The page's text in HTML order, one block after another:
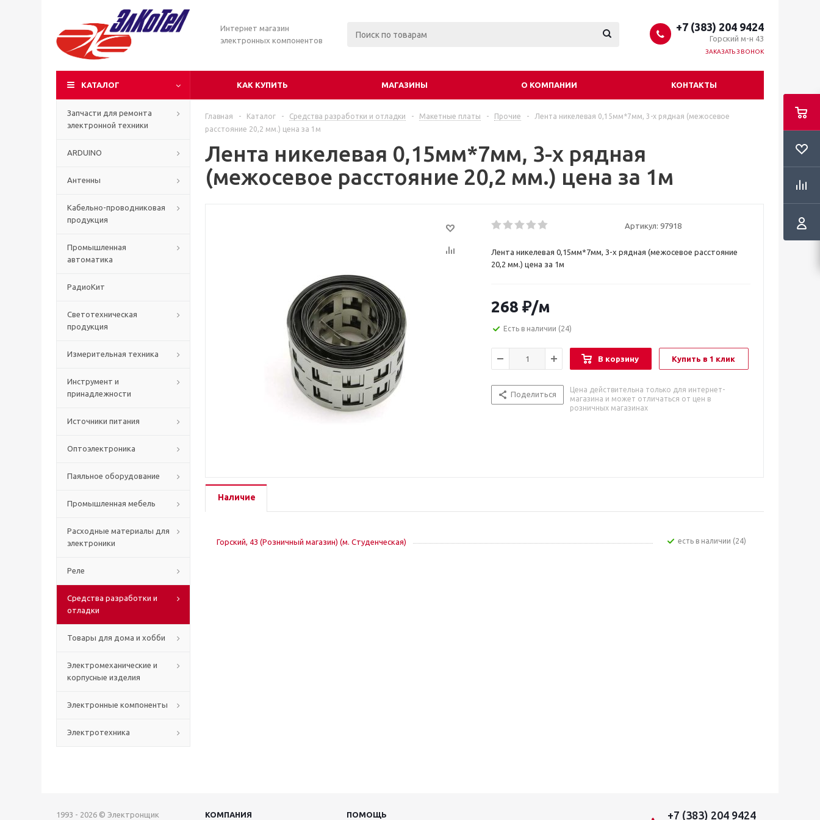
Интернет магазин
электронных компонентов
+7 (383) 204 9424
Горский м-н 43
ЗАКАЗАТЬ ЗВОНОК
КАТАЛОГ КАК КУПИТЬ МАГАЗИНЫ О КОМПАНИИ КОНТАКТЫ
Запчасти для ремонта
электронной техники
ARDUINO
Антенны
Кабельно-проводниковая
продукция
Промышленная
автоматика
РадиоКит
Светотехническая
продукция
Измерительная техника
Инструмент и
принадлежности
Источники питания
Оптоэлектроника
Паяльное оборудование
Промышленная мебель
Расходные материалы для
электроники
Реле
Средства разработки и
отладки
Товары для дома и хобби
Электромеханические и
корпусные изделия
Электронные компоненты
Электротехника
Главная - Каталог - Средства разработки и отладки - Макетные платы - Прочие -
Лента никелевая 0,15мм*7мм, 3-х рядная (межосевое
расстояние 20,2 мм.) цена за 1м
Лента никелевая 0,15мм*7мм, 3-х рядная
(межосевое расстояние 20,2 мм.) цена за 1м
Артикул: 97918
Лента никелевая 0,15мм*7мм, 3-х рядная (межосевое расстояние
20,2 мм.) цена за 1м
268 ₽/м
Есть в наличии (24)
В корзину Купить в 1 клик
Поделиться
Цена действительна только для интернет-
магазина и может отличаться от цен в
розничных магазинах
Наличие
Горский, 43 (Розничный магазин) (м. Студенческая) Есть в наличии (24)
1993 - 2026 © Электронщик КОМПАНИЯ ПОМОЩЬ +7 (383) 204 9424